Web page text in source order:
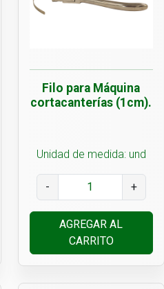
Filo para Máquina
cortacanterías (1cm).
Unidad de medida: und
- +
AGREGAR AL
CARRITO